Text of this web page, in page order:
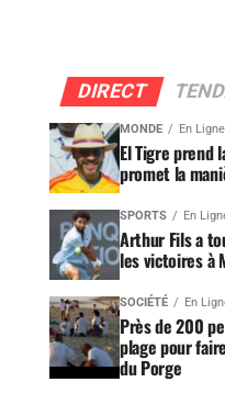
DIRECT
MONDE En
El Tigre prend
promet la
SPORTS En
Arthur Fils a
les victoires à
SOCIÉTÉ En
Près de 200
plage pour
du Porge